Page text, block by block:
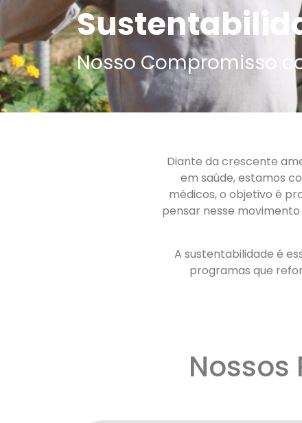
Nosso Compromisso
Diante da crescente
em saúde, estamos
médicos, o objetivo é
pensar nesse
A sustentabilidade é
programas que